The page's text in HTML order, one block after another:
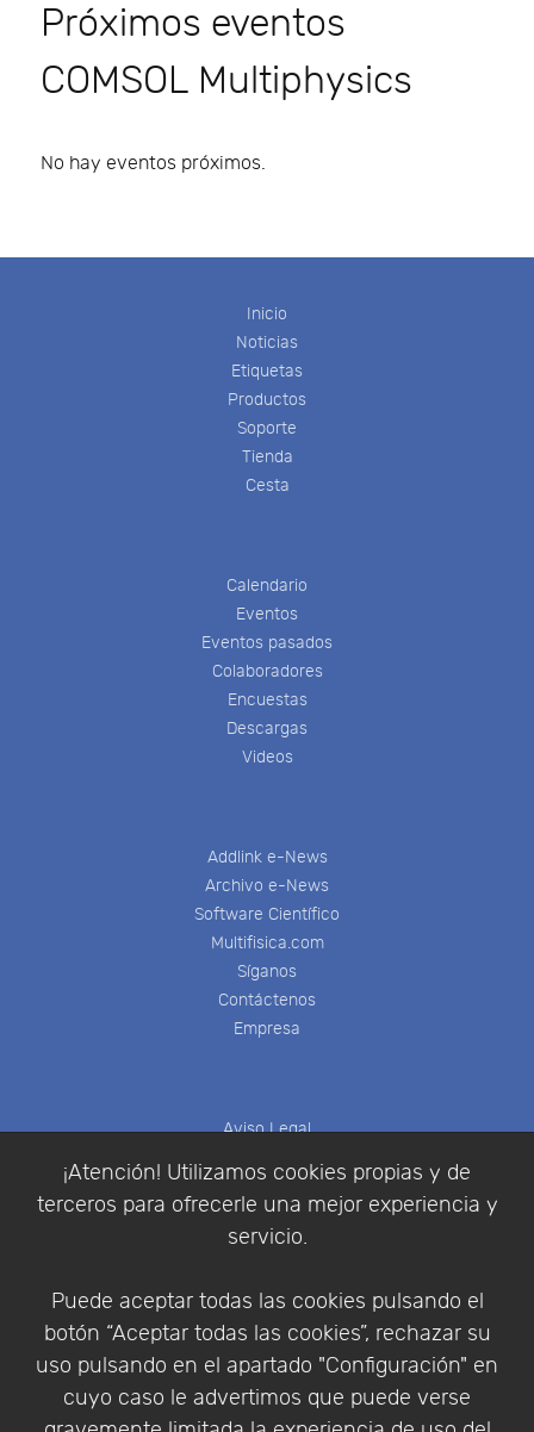
¡Atención! Utilizamos cookies propias y de
terceros para ofrecerle una mejor experiencia y
servicio.
Puede aceptar todas las cookies pulsando el
botón “Aceptar todas las cookies”, rechazar su
uso pulsando en el apartado "Configuración" en
cuyo caso le advertimos que puede verse
Próximos eventos
COMSOL Multiphysics
No hay eventos próximos.
Inicio
Noticias
Etiquetas
Productos
Soporte
Tienda
Cesta
Calendario
Eventos
Eventos pasados
Colaboradores
Encuestas
Descargas
Videos
Addlink e-News
Archivo e-News
Software Científico
Multifisica.com
Síganos
Contáctenos
Empresa
Aviso Legal
Política de Privacidad
Condiciones de compra
Identificarse
Empresa|Aviso Legal| Política de Privacidad |